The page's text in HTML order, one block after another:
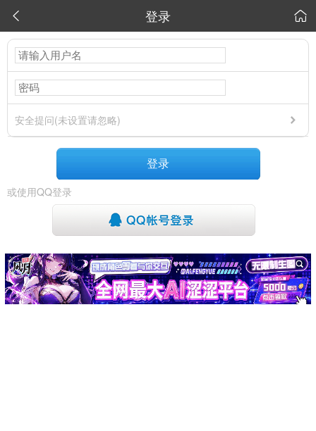
 登录 
安全提问(未设置请忽略)
登录
或使用QQ登录